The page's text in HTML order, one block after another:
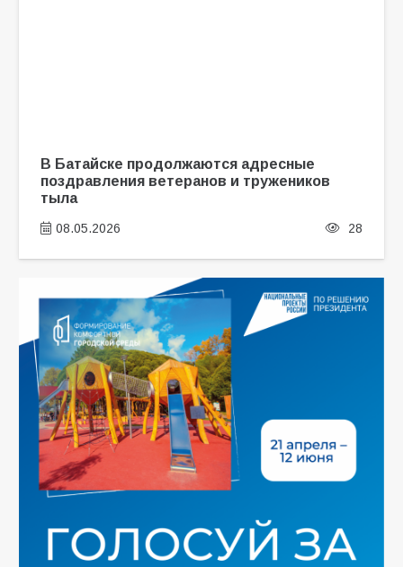
В Батайске продолжаются адресные
поздравления ветеранов и тружеников
тыла
08.05.2026 28